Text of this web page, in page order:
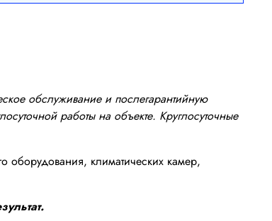
обслуживание и послегарантийную
работы на объекте. Круглосуточные
оборудования, климатических камер,